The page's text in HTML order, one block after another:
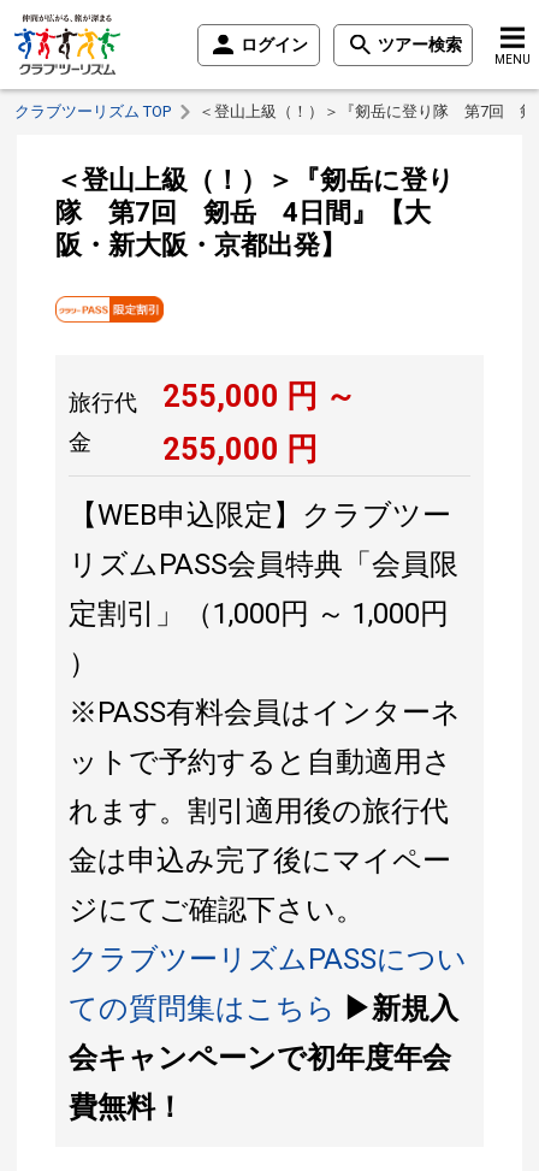
ログイン ツアー検索
MENU
クラブツーリズム TOP ＜登山上級（！）＞『剱岳に登り隊 第7回
＜登山上級（！）＞『剱岳に登り
隊 第7回 剱岳 4日間』【大
阪・新大阪・京都出発】
旅行代
金
255,000 円 ～
255,000 円
【WEB申込限定】クラブツー
リズムPASS会員特典「会員限
定割引」（1,000円 ～ 1,000円
）
※PASS有料会員はインターネ
ットで予約すると自動適用さ
れます。割引適用後の旅行代
金は申込み完了後にマイペー
ジにてご確認下さい。
クラブツーリズムPASSについ
ての質問集はこちら ▶新規入
会キャンペーンで初年度年会
費無料！